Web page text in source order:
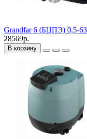
Grandfar 6 (БЦПЭ) 0,5-
28569р.
В корзину